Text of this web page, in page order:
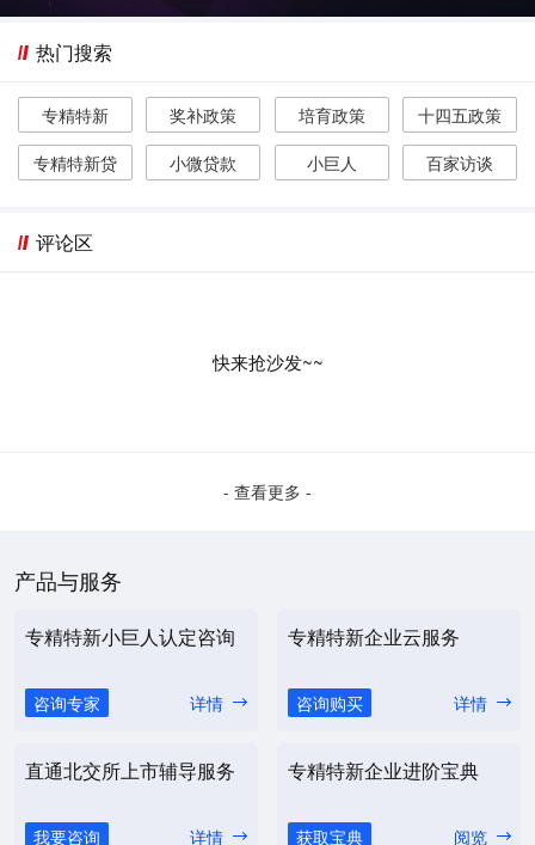
热门搜索
专精特新 奖补政策 培育政策
十四五政策
专精特新贷
小微贷款 小巨人 百家访谈
评论区
快来抢沙发~~
- 查看更多 -
产品与服务
专精特新小巨人认定咨询
咨询专家 详情
专精特新企业云服务
咨询购买 详情
直通北交所上市辅导服务
我要咨询 详情
专精特新企业进阶宝典
获取宝典 阅览